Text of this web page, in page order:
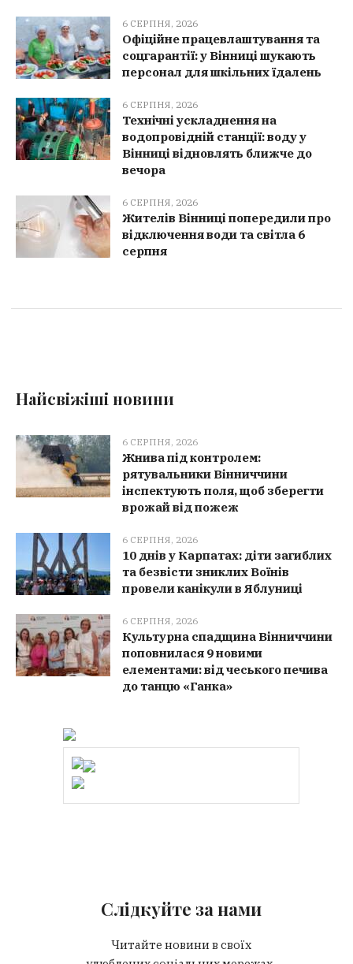
6 СЕРПНЯ, 2026
Офіційне працевлаштування та
соцгарантії: у Вінниці шукають
персонал для шкільних їдалень
6 СЕРПНЯ, 2026
Технічні ускладнення на
водопровідній станції: воду у
Вінниці відновлять ближче до
вечора
6 СЕРПНЯ, 2026
Жителів Вінниці попередили про
відключення води та світла 6
серпня
Найсвіжіші новини
6 СЕРПНЯ, 2026
Жнива під контролем:
рятувальники Вінниччини
інспектують поля, щоб зберегти
врожай від пожеж
6 СЕРПНЯ, 2026
10 днів у Карпатах: діти загиблих
та безвісти зниклих Воїнів
провели канікули в Яблуниці
6 СЕРПНЯ, 2026
Культурна спадщина Вінниччини
поповнилася 9 новими
елементами: від чеського печива
до танцю «Ганка»
Слідкуйте за нами
Читайте новини в своїх